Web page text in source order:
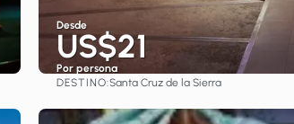
Desde
US$21
Por persona
Ver
DESTINO:Santa Cruz de la Sierra